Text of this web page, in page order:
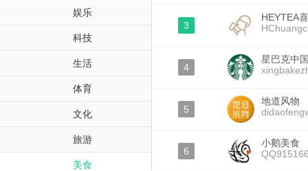
娱乐
科技
生活
体育
文化
旅游
美食
3
HEYTEA
4
星巴克中
5
地道风物
6
小鹅美食